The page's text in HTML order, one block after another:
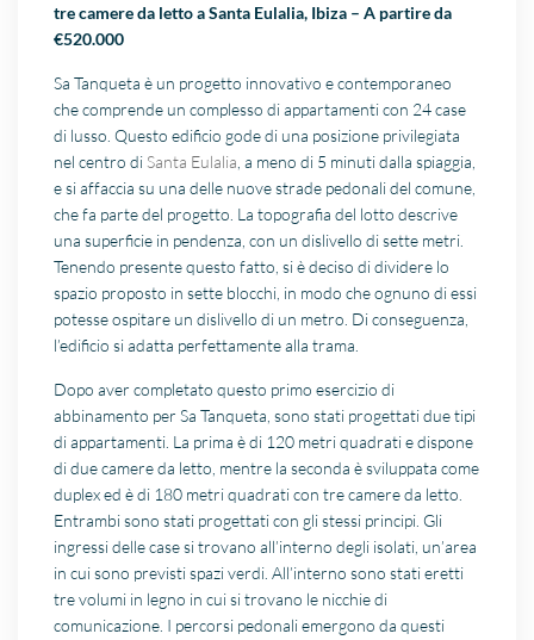
tre camere da letto a Santa Eulalia, Ibiza – A partire da
€520.000
Sa Tanqueta è un progetto innovativo e contemporaneo
che comprende un complesso di appartamenti con 24 case
di lusso. Questo edificio gode di una posizione privilegiata
nel centro diSanta Eulalia , a meno di 5 minuti dalla spiaggia,
e si affaccia su una delle nuove strade pedonali del comune,
che fa parte del progetto. La topografia del lotto descrive
una superficie in pendenza, con un dislivello di sette metri.
Tenendo presente questo fatto, si è deciso di dividere lo
spazio proposto in sette blocchi, in modo che ognuno di essi
potesse ospitare un dislivello di un metro. Di conseguenza,
l’edificio si adatta perfettamente alla trama.
Dopo aver completato questo primo esercizio di
abbinamento per Sa Tanqueta, sono stati progettati due tipi
di appartamenti. La prima è di 120 metri quadrati e dispone
di due camere da letto, mentre la seconda è sviluppata come
duplex ed è di 180 metri quadrati con tre camere da letto.
Entrambi sono stati progettati con gli stessi principi. Gli
ingressi delle case si trovano all’interno degli isolati, un’area
in cui sono previsti spazi verdi. All’interno sono stati eretti
tre volumi in legno in cui si trovano le nicchie di
comunicazione. I percorsi pedonali emergono da questi